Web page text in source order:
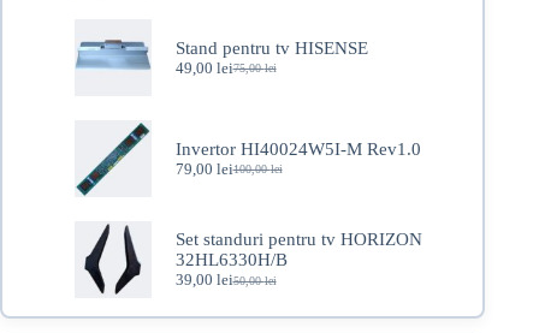
fost:
100,00 lei.
89,00 lei.
Stand pentru tv HISENSE
75,00lei
Prețul
75,00 lei.
49,00 leiPrețul
Invertor HI40024W5I-M Rev1.0
100,00lei
Prețul
fost:
100,00 lei.
79,00 leiPrețul
79,00 lei.
Set standuri pentru tv HORIZON
32HL6330H/B
50,00lei
Prețul
39,00 leiPrețul